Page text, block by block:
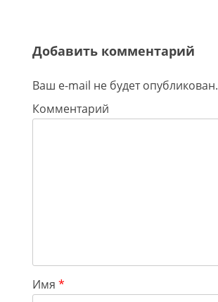
Добавить комментарий
Ваш e-mail не будет опубликован.
Комментарий
Имя *